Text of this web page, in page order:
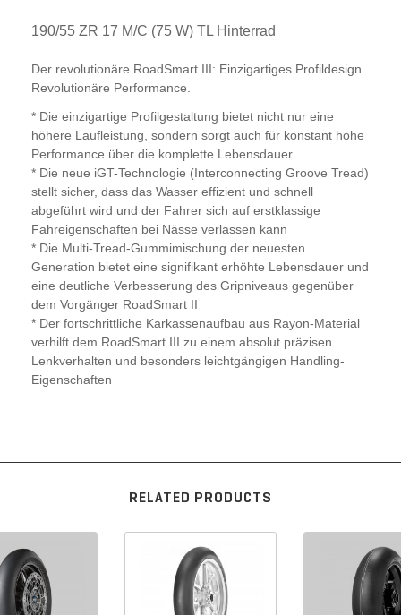
190/55 ZR 17 M/C (75 W) TL Hinterrad
Der revolutionäre RoadSmart III: Einzigartiges Profildesign.
Revolutionäre Performance.
* Die einzigartige Profilgestaltung bietet nicht nur eine
höhere Laufleistung, sondern sorgt auch für konstant hohe
Performance über die komplette Lebensdauer
* Die neue iGT-Technologie (Interconnecting Groove Tread)
stellt sicher, dass das Wasser effizient und schnell
abgeführt wird und der Fahrer sich auf erstklassige
Fahreigenschaften bei Nässe verlassen kann
* Die Multi-Tread-Gummimischung der neuesten
Generation bietet eine signifikant erhöhte Lebensdauer und
eine deutliche Verbesserung des Gripniveaus gegenüber
dem Vorgänger RoadSmart II
* Der fortschrittliche Karkassenaufbau aus Rayon-Material
verhilft dem RoadSmart III zu einem absolut präzisen
Lenkverhalten und besonders leichtgängigen Handling-
Eigenschaften
RELATED PRODUCTS